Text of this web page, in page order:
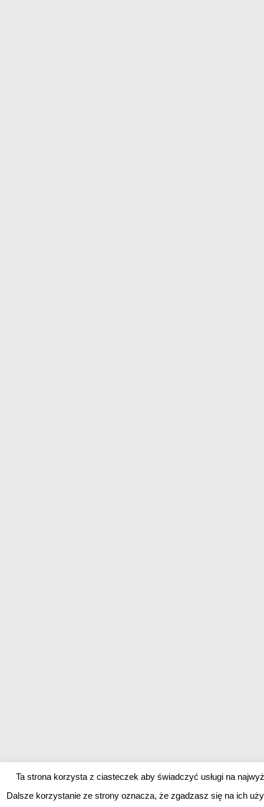
Ta strona korzysta z ciasteczek aby świadczyć usługi na
Dalsze korzystanie ze strony oznacza, że zgadzasz się na ich